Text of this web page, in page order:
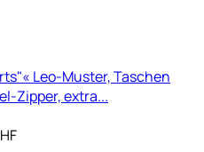
Leo-Muster, Taschen
Zipper, extra...